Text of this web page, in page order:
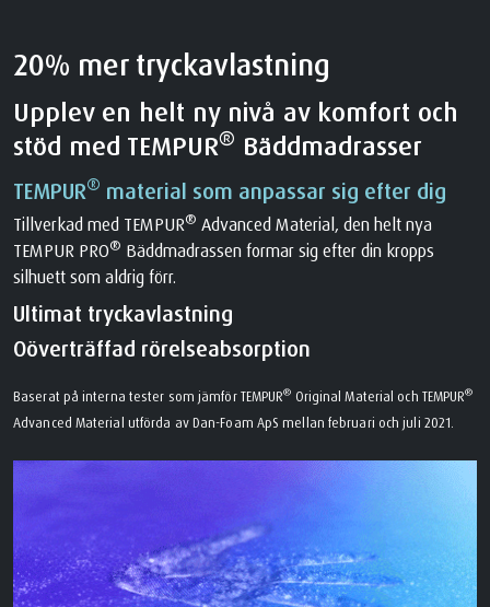
20% mer tryckavlastning
Upplev en helt ny nivå av komfort och
stöd med TEMPUR® Bäddmadrasser
TEMPUR® material som anpassar sig efter dig
Tillverkad med TEMPUR® Advanced Material, den helt nya
TEMPUR PRO® Bäddmadrassen formar sig efter din kropps
silhuett som aldrig förr.
Ultimat tryckavlastning
Oöverträffad rörelseabsorption
Baserat på interna tester som jämför TEMPUR® Original Material och TEMPUR®
Advanced Material utförda av Dan-Foam ApS mellan februari och juli 2021.